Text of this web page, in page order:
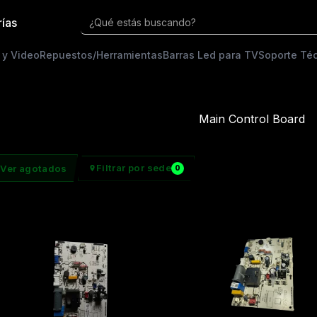
¿Qué estás buscando?
VideoRepuestos/HerramientasBarras Led para TVSoporte
Main Control Board
Ver agotados Filtrar por sede 0